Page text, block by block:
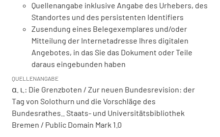
Quellenangabe inklusive Angabe des Urhebers, des
Standortes und des persistenten Identifiers
Zusendung eines Belegexemplares und/oder
Mitteilung der Internetadresse Ihres digitalen
Angebotes, in das Sie das Dokument oder Teile
daraus eingebunden haben
QUELLENANGABE
α. ι.: Die Grenzboten / Zur neuen Bundesrevision: der
Tag von Solothurn und die Vorschläge des
Bundesrathes.. Staats- und Universitätsbibliothek
Bremen / Public Domain Mark 1.0